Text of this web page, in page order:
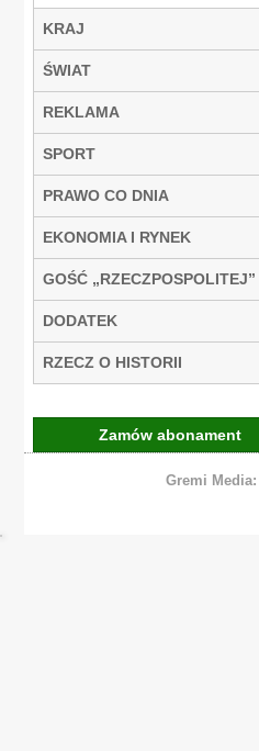
KRAJ
ŚWIAT
REKLAMA
SPORT
PRAWO CO DNIA
EKONOMIA I RYNEK
GOŚĆ „RZECZPOSPOLITEJ”
DODATEK
RZECZ O HISTORII
Zamów abonament
Gremi Media: